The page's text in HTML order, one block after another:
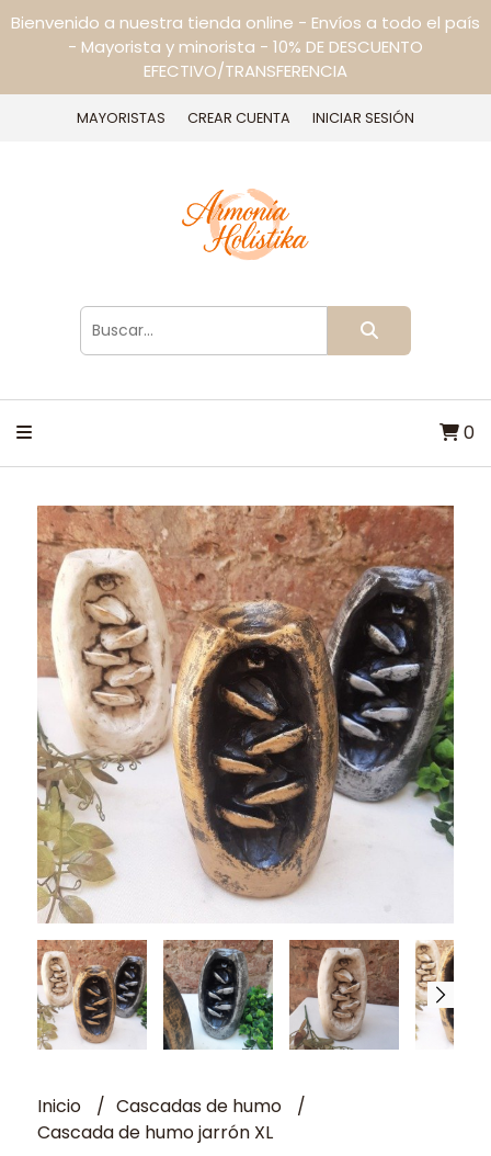
Bienvenido a nuestra tienda online - Envíos a todo el país
- Mayorista y minorista - 10% DE DESCUENTO
EFECTIVO/TRANSFERENCIA
MAYORISTAS CREAR CUENTA INICIAR SESIÓN
0
Inicio
Cascadas de humo
Cascada de humo jarrón XL